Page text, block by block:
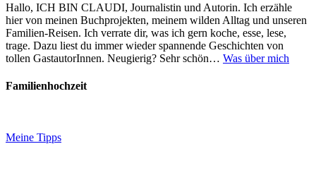
Hallo, ICH BIN CLAUDI, Journalistin und Autorin. Ich erzähle
hier von meinen Buchprojekten, meinem wilden Alltag und unseren
Familien-Reisen. Ich verrate dir, was ich gern koche, esse, lese,
trage. Dazu liest du immer wieder spannende Geschichten von
tollen GastautorInnen. Neugierig? Sehr schön… Was über mich
Familienhochzeit
Meine Tipps